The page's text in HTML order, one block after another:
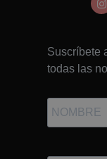
Suscríbete
todas las